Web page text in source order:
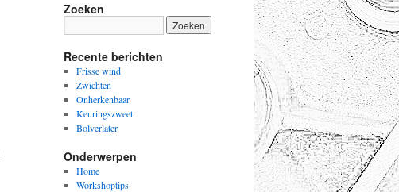
Zoeken
Recente berichten
Frisse wind
Zwichten
Onherkenbaar
Keuringszweet
Bolverlater
Onderwerpen
Home
Workshoptips